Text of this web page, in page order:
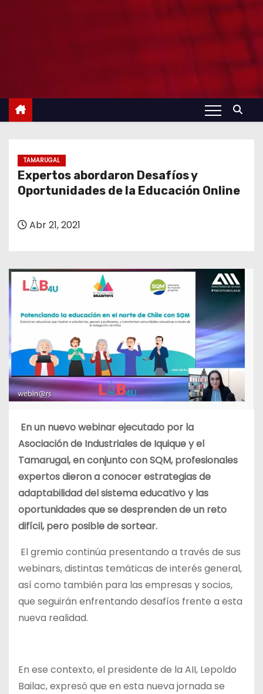
TAMARUGAL
Expertos abordaron Desafíos y
Oportunidades de la Educación Online
Abr 21, 2021
En un nuevo webinar ejecutado por la
Asociación de Industriales de Iquique y el
Tamarugal, en conjunto con SQM, profesionales
expertos dieron a conocer estrategias de
adaptabilidad del sistema educativo y las
oportunidades que se desprenden de un reto
difícil, pero posible de sortear.
El gremio continúa presentando a través de sus
webinars, distintas temáticas de interés general,
así como también para las empresas y socios,
que seguirán enfrentando desafíos frente a esta
nueva realidad.
En ese contexto, el presidente de la AII, Lepoldo
Bailac, expresó que en esta nueva jornada se